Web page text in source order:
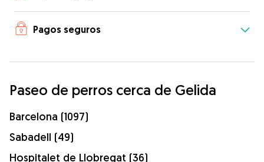
Pagos seguros
Paseo de perros cerca de Gelida
Barcelona (1097)
Sabadell (49)
Hospitalet de Llobregat (36)